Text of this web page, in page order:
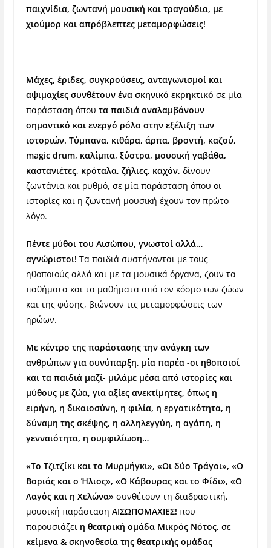
παιχνίδια, ζωντανή μουσική και τραγούδια, με
χιούμορ και απρόβλεπτες μεταμορφώσεις!
Μάχες, έριδες, συγκρούσεις, ανταγωνισμοί και
αψιμαχίες συνθέτουν ένα σκηνικό εκρηκτικό σε μία
παράσταση όπου τα παιδιά αναλαμβάνουν
σημαντικό και ενεργό ρόλο στην εξέλιξη των
ιστοριών. Τύμπανα, κιθάρα, άρπα, βροντή, καζού,
magic drum, καλίμπα, ξύστρα, μουσική γαβάθα,
καστανιέτες, κρόταλα, ζήλιες, καχόν, δίνουν
ζωντάνια και ρυθμό, σε μία παράσταση όπου οι
ιστορίες και η ζωντανή μουσική έχουν τον πρώτο
λόγο.
Πέντε μύθοι του Αισώπου, γνωστοί αλλά…
αγνώριστοι! Τα παιδιά συστήνονται με τους
ηθοποιούς αλλά και με τα μουσικά όργανα, ζουν τα
παθήματα και τα μαθήματα από τον κόσμο των ζώων
και της φύσης, βιώνουν τις μεταμορφώσεις των
ηρώων.
Mε κέντρο της παράστασης την ανάγκη των
ανθρώπων για συνύπαρξη, μία παρέα -οι ηθοποιοί
και τα παιδιά μαζί- μιλάμε μέσα από ιστορίες και
μύθους με ζώα, για αξίες ανεκτίμητες, όπως η
ειρήνη, η δικαιοσύνη, η φιλία, η εργατικότητα, η
δύναμη της σκέψης, η αλληλεγγύη, η αγάπη, η
γενναιότητα, η συμφιλίωση…
«Το Τζιτζίκι και το Μυρμήγκι», «Oι δύο Τράγοι», «Ο
Βοριάς και ο Ήλιος», «Ο Κάβουρας και το Φίδι», «Ο
Λαγός και η Χελώνα» συνθέτουν τη διαδραστική,
μουσική παράσταση ΑΙΣΩΠΟΜΑΧΙΕΣ! που
παρουσιάζει η θεατρική ομάδα Μικρός Νότος, σε
κείμενα & σκηνοθεσία της θεατρικής ομάδας